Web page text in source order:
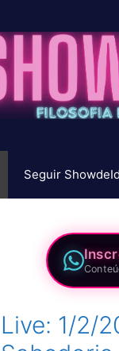
Seguir
Live: 1/2/